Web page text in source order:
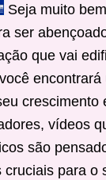
Seja muito
ser
que vai
crescimento
vídeos
são
cruciais para o